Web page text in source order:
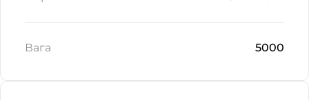
Вага 5000